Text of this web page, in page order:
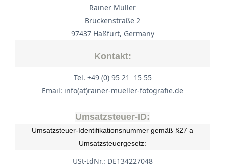
Rainer Müller
Brückenstraße 2
97437 Haßfurt, Germany
Kontakt:
Tel. +49 (0) 95 21 15 55
Email: info(at)rainer-mueller-fotografie.de
Umsatzsteuer-ID:
Umsatzsteuer-Identifikationsnummer gemäß §27 a
Umsatzsteuergesetz:
USt-IdNr.: DE134227048